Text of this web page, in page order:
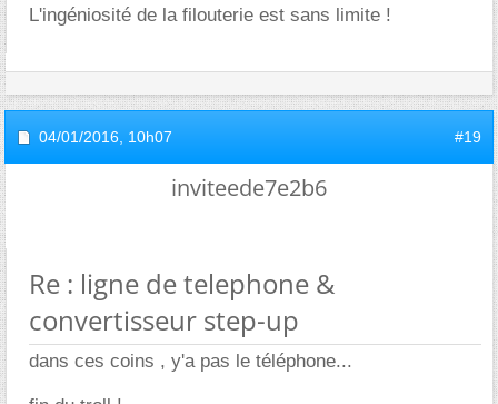
L'ingéniosité de la filouterie est sans limite !
04/01/2016, 10h07 #19
inviteede7e2b6
Re : ligne de telephone &
convertisseur step-up
dans ces coins , y'a pas le téléphone...